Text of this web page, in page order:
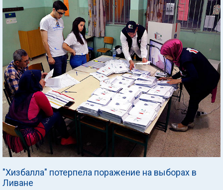
"Хизбалла" потерпела поражение на выборах в
Ливане